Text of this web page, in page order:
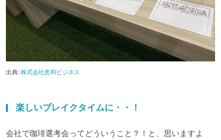
出典:株式会社恵和ビジネス
楽しいブレイクタイムに・・！
会社で珈琲選考会ってどういうこと？！と、思いますよ